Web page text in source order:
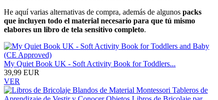
He aquí varias alternativas de compra, además de algunos packs
que incluyen todo el material necesario para que tú mismo
elabores un libro de tela sensitivo completo.
My Quiet Book UK - Soft Activity Book for Toddlers...
39,99 EUR
VER